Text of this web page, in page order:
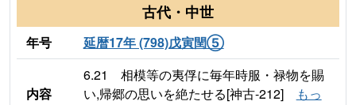
古代・中世
年号 延暦17年 (798)戊寅閏⑤
内容
6.21 相模等の夷俘に毎年時服・禄物を賜
い,帰郷の思いを絶たせる[神古-212]
もっ